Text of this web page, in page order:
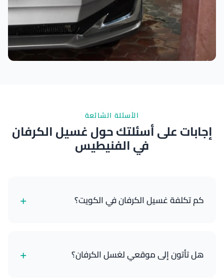
الأسئلة الشائعة
إجابات على أسئلتك حول غسيل الكرفان
في الفنيطيس
كم تكلفة غسيل الكرفان في الكويت؟ +
المتنقلة الكبيرة مع التفصيل الكامل. تعتمد الأسعار على
هل تأتون إلى موقعي لغسل الكرفان؟ +